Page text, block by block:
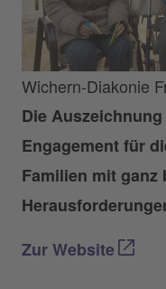
Wichern-Diakonie
Die
Engagement für
Familien mit ganz
Zur Website